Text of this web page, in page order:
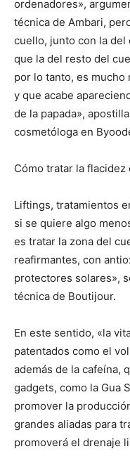
ordenadores»,
técnica de Ambari,
cuello, junto con la del
que la del resto del
por lo tanto, es mucho
y que acabe
de la papada»,
cosmetóloga en
Cómo tratar la flacidez
Liftings, tratamientos
si se quiere algo
es tratar la zona del
reafirmantes, con
protectores solares»,
técnica de Boutijour.
En este sentido, «la
patentados como el
además de la cafeína,
gadgets, como la Gua
promover la
grandes aliadas para
promoverá el drenaje